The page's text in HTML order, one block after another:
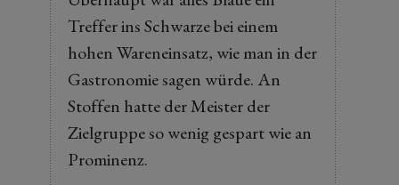
Treffer ins Schwarze bei einem
hohen Wareneinsatz, wie man in der
Gastronomie sagen würde. An
Stoffen hatte der Meister der
Zielgruppe so wenig gespart wie an
Prominenz.